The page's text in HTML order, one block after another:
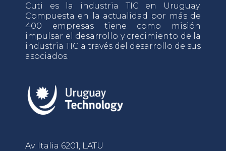
Cuti es la industria TIC en Uruguay.
Compuesta en la actualidad por más de
400 empresas tiene como misión
impulsar el desarrollo y crecimiento de la
industria TIC a través del desarrollo de sus
asociados.
Av. Italia 6201, LATU